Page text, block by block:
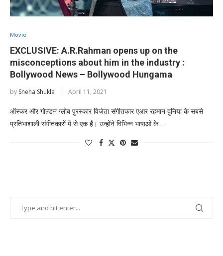
Movie
EXCLUSIVE: A.R.Rahman opens up on the
misconceptions about him in the industry :
Bollywood News – Bollywood Hungama
by Sneha Shukla April 11, 2021
ऑस्कर और गोल्डन ग्लोब पुरस्कार विजेता संगीतकार एआर रहमान दुनिया के सबसे
प्रतिभाशाली संगीतकारों में से एक हैं। उन्होंने विभिन्न भाषाओं के …